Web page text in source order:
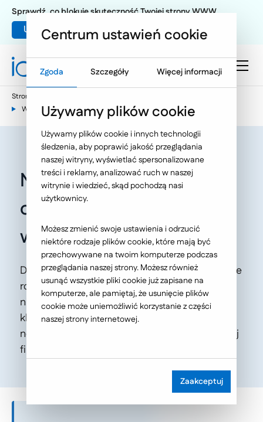
Umów warsztat UX
Sprawdź, co blokuje skuteczność Twojej strony WWW
Strona główna
Wiedza e-commerce - nasze publikacje
Nowe rozwiązania w e-
commerce: czy i kiedy
warto inwestować?
Dowiedz się, kiedy warto zainwestować w nowe
rozwiązania e-commerce oraz jakie korzyści
niesie za sobą migracja systemów. Poznaj
kluczowe kroki, najlepsze praktyki i
nowoczesne technologie, które pomogą Twojej
firmie rosnąć.
Centrum ustawień cookie
Zgoda Szczegóły Więcej informacji
Używamy plików cookie
Używamy plików cookie i innych technologii
śledzenia, aby poprawić jakość przeglądania
naszej witryny, wyświetlać spersonalizowane
treści i reklamy, analizować ruch w naszej
witrynie i wiedzieć, skąd pochodzą nasi
użytkownicy.
Możesz zmienić swoje ustawienia i odrzucić
niektóre rodzaje plików cookie, które mają być
przechowywane na twoim komputerze podczas
przeglądania naszej strony. Możesz również
usunąć wszystkie pliki cookie już zapisane na
komputerze, ale pamiętaj, że usunięcie plików
cookie może uniemożliwić korzystanie z części
naszej strony internetowej.
Zaakceptuj